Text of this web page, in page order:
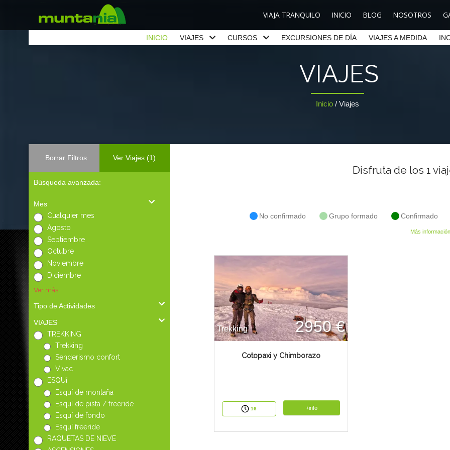
VIAJA TRANQUILO INICIO BLOG NOSOTROS
INICIO VIAJES CURSOS EXCURSIONES DE DÍA VIAJES A MEDIDA
VIAJES
Inicio / Viajes
Borrar Filtros Ver Viajes(1)
Búsqueda avanzada:
Mes
Cualquier mes
Agosto
Septiembre
Octubre
Noviembre
Diciembre
Ver más
Tipo de Actividades
VIAJES
TREKKING
Trekking
Senderismo confort
Vivac
ESQUí
Esquí de montaña
Esquí de pista / freeride
Esquí de fondo
Esquí freeride
RAQUETAS DE NIEVE
Disfruta de los 1
No confirmado Grupo formado Confirmado
Más información
Trekking 2950 €
Cotopaxi y Chimborazo
16 +info